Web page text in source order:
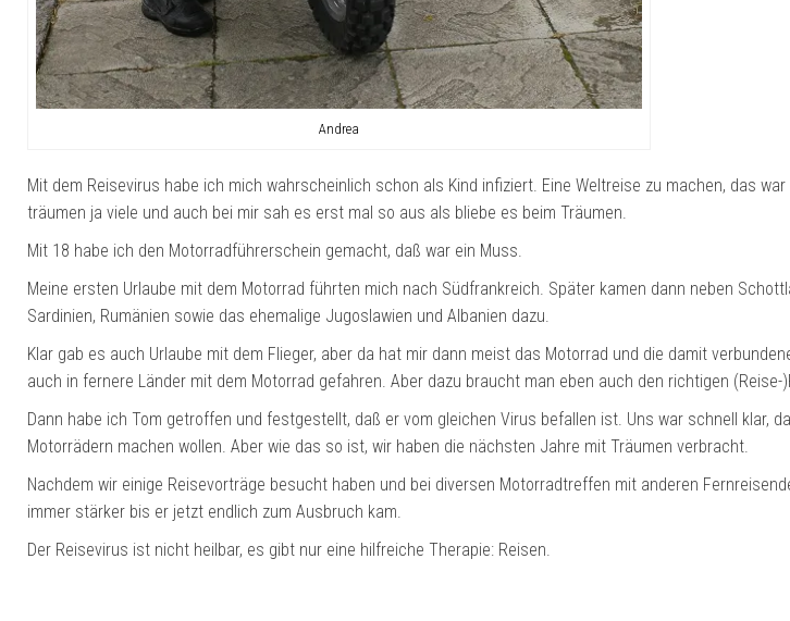
Andrea
Mit dem Reisevirus habe ich mich wahrscheinlich schon als Kind infiziert. Eine Weltreise zu machen, das
träumen ja viele und auch bei mir sah es erst mal so aus als bliebe es beim Träumen.
Mit 18 habe ich den Motorradführerschein gemacht, daß war ein Muss.
Meine ersten Urlaube mit dem Motorrad führten mich nach Südfrankreich. Später kamen dann neben
Sardinien, Rumänien sowie das ehemalige Jugoslawien und Albanien dazu.
Klar gab es auch Urlaube mit dem Flieger, aber da hat mir dann meist das Motorrad und die damit
auch in fernere Länder mit dem Motorrad gefahren. Aber dazu braucht man eben auch den richtigen (Reise-
Dann habe ich Tom getroffen und festgestellt, daß er vom gleichen Virus befallen ist. Uns war schnell klar,
Motorrädern machen wollen. Aber wie das so ist, wir haben die nächsten Jahre mit Träumen verbracht.
Nachdem wir einige Reisevorträge besucht haben und bei diversen Motorradtreffen mit anderen
immer stärker bis er jetzt endlich zum Ausbruch kam.
Der Reisevirus ist nicht heilbar, es gibt nur eine hilfreiche Therapie: Reisen.